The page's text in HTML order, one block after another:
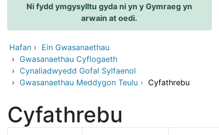
Ni fydd ymgysylltu gyda ni yn y Gymraeg yn
arwain at oedi.
Hafan › Ein Gwasanaethau
› Gwasanaethau Cyflogaeth
› Cynaliadwyedd Gofal Sylfaenol
› Gwasanaethau Meddygon Teulu › Cyfathrebu
Cyfathrebu